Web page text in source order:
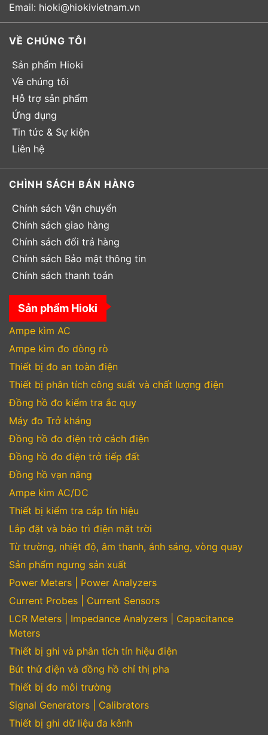
Email: hioki@hiokivietnam.vn
VỀ CHÚNG TÔI
Sản phẩm Hioki
Về chúng tôi
Hỗ trợ sản phẩm
Ứng dụng
Tin tức & Sự kiện
Liên hệ
CHÌNH SÁCH BÁN HÀNG
Chính sách Vận chuyển
Chính sách giao hàng
Chính sách đổi trả hàng
Chính sách Bảo mật thông tin
Chính sách thanh toán
Sản phẩm Hioki
Ampe kìm AC
Ampe kìm đo dòng rò
Thiết bị đo an toàn điện
Thiết bị phân tích công suất và chất lượng điện
Đồng hồ đo kiểm tra ắc quy
Máy đo Trở kháng
Đồng hồ đo điện trở cách điện
Đồng hồ đo điện trở tiếp đất
Đồng hồ vạn năng
Ampe kìm AC/DC
Thiết bị kiểm tra cáp tín hiệu
Lắp đặt và bảo trì điện mặt trời
Từ trường, nhiệt độ, âm thanh, ánh sáng, vòng quay
Sản phẩm ngưng sản xuất
Power Meters | Power Analyzers
Current Probes | Current Sensors
LCR Meters | Impedance Analyzers | Capacitance
Meters
Thiết bị ghi và phân tích tín hiệu điện
Bút thử điện và đồng hồ chỉ thị pha
Thiết bị đo môi trường
Signal Generators | Calibrators
Thiết bị ghi dữ liệu đa kênh